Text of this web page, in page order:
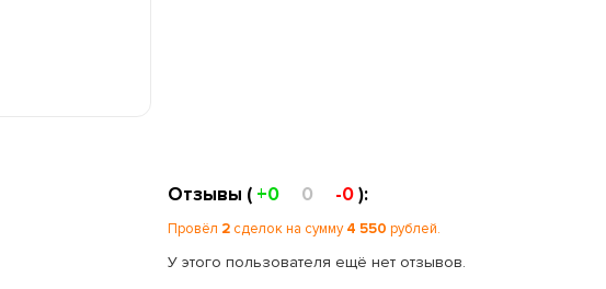
Отзывы ( +0 0 -0):
Провёл 2 сделок на сумму4 550 рублей.
У этого пользователя ещё нет отзывов.